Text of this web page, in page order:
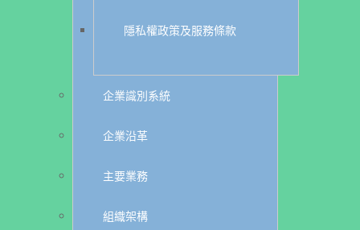
隱私權政策及服務條款
企業識別系統
企業沿革
主要業務
組織架構